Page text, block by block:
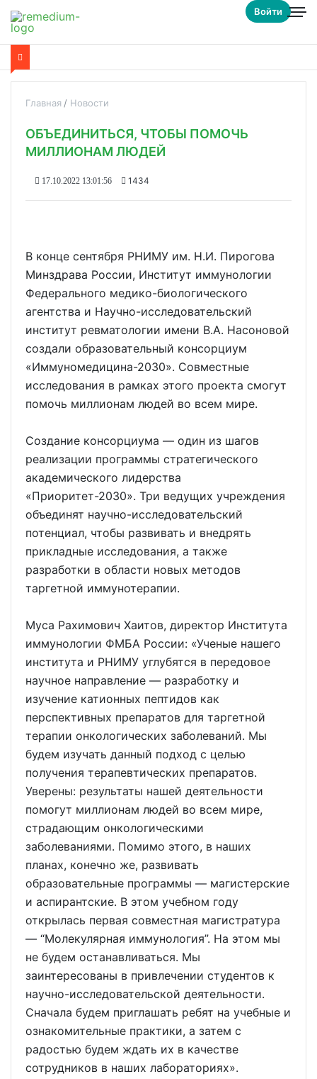
Войти
Главная Новости
ОБЪЕДИНИТЬСЯ, ЧТОБЫ ПОМОЧЬ
МИЛЛИОНАМ ЛЮДЕЙ
17.10.2022 13:01:56 1434
В конце сентября РНИМУ им. Н.И. Пирогова
Минздрава России, Институт иммунологии
Федерального медико-биологического
агентства и Научно-исследовательский
институт ревматологии имени В.А. Насоновой
создали образовательный консорциум
«Иммуномедицина-2030». Совместные
исследования в рамках этого проекта смогут
помочь миллионам людей во всем мире.
Создание консорциума — один из шагов
реализации программы стратегического
академического лидерства
«Приоритет-2030». Три ведущих учреждения
объединят научно-исследовательский
потенциал, чтобы развивать и внедрять
прикладные исследования, а также
разработки в области новых методов
таргетной иммунотерапии.
Муса Рахимович Хаитов, директор Института
иммунологии ФМБА России: «Ученые нашего
института и РНИМУ углубятся в передовое
научное направление — разработку и
изучение катионных пептидов как
перспективных препаратов для таргетной
терапии онкологических заболеваний. Мы
будем изучать данный подход с целью
получения терапевтических препаратов.
Уверены: результаты нашей деятельности
помогут миллионам людей во всем мире,
страдающим онкологическими
заболеваниями. Помимо этого, в наших
планах, конечно же, развивать
образовательные программы — магистерские
и аспирантские. В этом учебном году
открылась первая совместная магистратура
— “Молекулярная иммунология”. На этом мы
не будем останавливаться. Мы
заинтересованы в привлечении студентов к
научно-исследовательской деятельности.
Сначала будем приглашать ребят на учебные и
ознакомительные практики, а затем с
радостью будем ждать их в качестве
сотрудников в наших лабораториях».